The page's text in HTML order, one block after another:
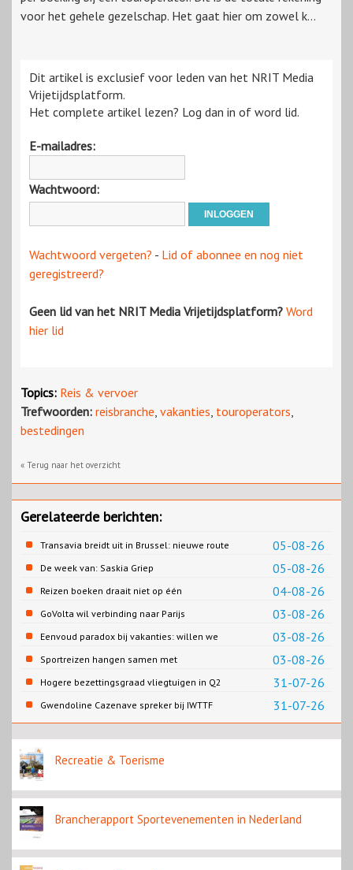
voor het gehele gezelschap. Het gaat hier om zowel k...
Dit artikel is exclusief voor leden van het NRIT Media
Vrijetijdsplatform.
Het complete artikel lezen? Log dan in of word lid.
E-mailadres:
Wachtwoord:
Wachtwoord vergeten? - Lid of abonnee en nog niet
geregistreerd?
Geen lid van het NRIT Media Vrijetijdsplatform? Word
hier lid
Topics: Reis & vervoer
Trefwoorden: reisbranche, vakanties, touroperators,
bestedingen
« Terug naar het overzicht
Gerelateerde berichten:
05-08-26
Transavia breidt uit in Brussel: nieuwe route
naar Porto
05-08-26
De week van: Saskia Griep
04-08-26
Reizen boeken draait niet op één
contentbron
03-08-26
GoVolta wil verbinding naar Parijs
03-08-26
Eenvoud paradox bij vakanties: willen we
eenvoud of toch goed verzorgd?
03-08-26
Sportreizen hangen samen met
bestemming en welzijn
31-07-26
Hogere bezettingsgraad vliegtuigen in Q2
van 2026
31-07-26
Gwendoline Cazenave spreker bij IWTTF
congres in Utrecht
Recreatie & Toerisme
Brancherapport Sportevenementen in Nederland